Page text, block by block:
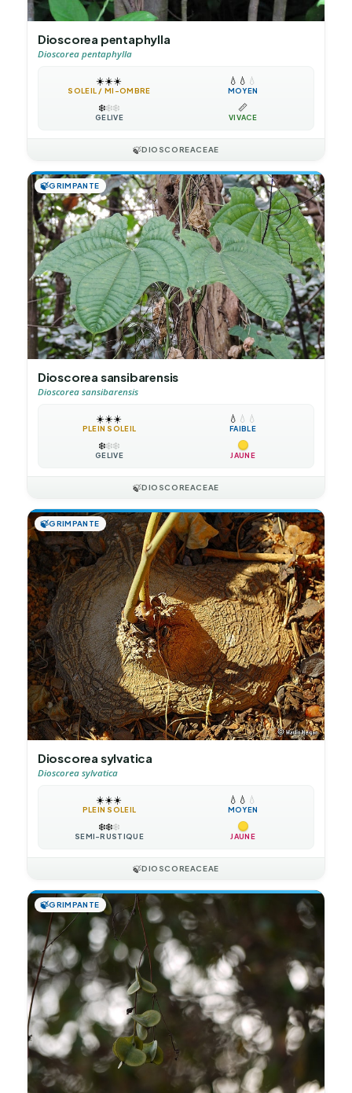
Dioscorea pentaphylla
Dioscorea pentaphylla
☀️☀️☀️
SOLEIL / MI-OMBRE
💧 💧 💧
MOYEN
❄️❄️❄️
GÉLIVE
📏
VIVACE
🍃DIOSCOREACEAE
🍃GRIMPANTE
Dioscorea sansibarensis
Dioscorea sansibarensis
☀️☀️☀️
PLEIN SOLEIL
💧 💧 💧
FAIBLE
❄️❄️❄️
GÉLIVE JAUNE
🍃DIOSCOREACEAE
🍃GRIMPANTE
Dioscorea sylvatica
Dioscorea sylvatica
☀️☀️☀️
PLEIN SOLEIL
💧 💧 💧
MOYEN
❄️❄️❄️
SEMI-RUSTIQUE JAUNE
🍃DIOSCOREACEAE
🍃GRIMPANTE